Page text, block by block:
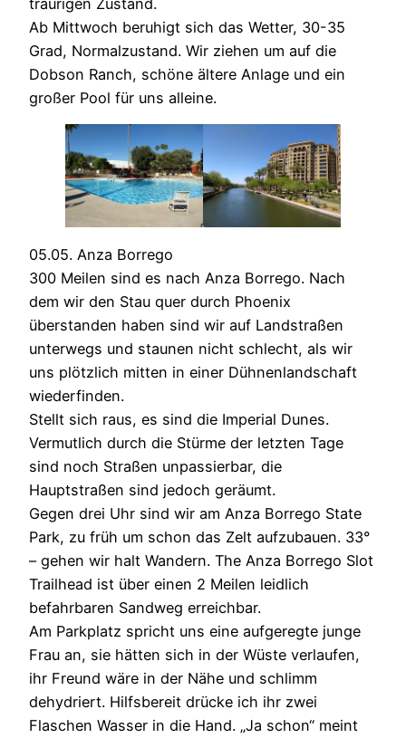
traurigen Zustand.
Ab Mittwoch beruhigt sich das Wetter, 30-35
Grad, Normalzustand. Wir ziehen um auf die
Dobson Ranch, schöne ältere Anlage und ein
großer Pool für uns alleine.
05.05. Anza Borrego
300 Meilen sind es nach Anza Borrego. Nach
dem wir den Stau quer durch Phoenix
überstanden haben sind wir auf Landstraßen
unterwegs und staunen nicht schlecht, als wir
uns plötzlich mitten in einer Dühnenlandschaft
wiederfinden.
Stellt sich raus, es sind die Imperial Dunes.
Vermutlich durch die Stürme der letzten Tage
sind noch Straßen unpassierbar, die
Hauptstraßen sind jedoch geräumt.
Gegen drei Uhr sind wir am Anza Borrego State
Park, zu früh um schon das Zelt aufzubauen. 33°
– gehen wir halt Wandern. The Anza Borrego Slot
Trailhead ist über einen 2 Meilen leidlich
befahrbaren Sandweg erreichbar.
Am Parkplatz spricht uns eine aufgeregte junge
Frau an, sie hätten sich in der Wüste verlaufen,
ihr Freund wäre in der Nähe und schlimm
dehydriert. Hilfsbereit drücke ich ihr zwei
Flaschen Wasser in die Hand. „Ja schon“ meint